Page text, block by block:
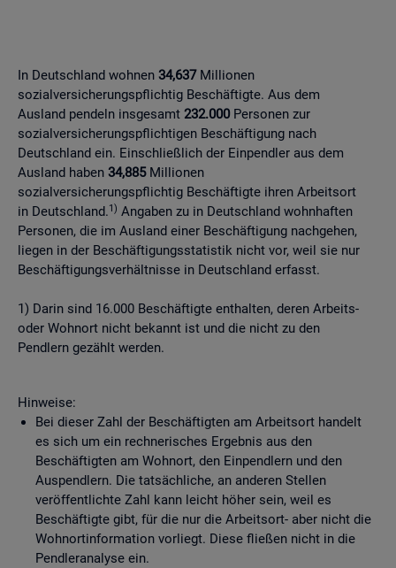
In Deutschland wohnen 34,637Millionen
sozialversicherungspflichtig Beschäftigte. Aus dem
Ausland pendeln insgesamt 232.000Personen zur
sozialversicherungspflichtigen Beschäftigung nach
Deutschland ein. Einschließlich der Einpendler aus dem
Ausland haben 34,885Millionen
sozialversicherungspflichtig Beschäftigte ihren Arbeitsort
in Deutschland.1) Angaben zu in Deutschland wohnhaften
Personen, die im Ausland einer Beschäftigung nachgehen,
liegen in der Beschäftigungsstatistik nicht vor, weil sie nur
Beschäftigungsverhältnisse in Deutschland erfasst.
1) Darin sind 16.000 Beschäftigte enthalten, deren Arbeits-
oder Wohnort nicht bekannt ist und die nicht zu den
Pendlern gezählt werden.
Hinweise:
Bei dieser Zahl der Beschäftigten am Arbeitsort handelt
es sich um ein rechnerisches Ergebnis aus den
Beschäftigten am Wohnort, den Einpendlern und den
Auspendlern. Die tatsächliche, an anderen Stellen
veröffentlichte Zahl kann leicht höher sein, weil es
Beschäftigte gibt, für die nur die Arbeitsort- aber nicht die
Wohnortinformation vorliegt. Diese fließen nicht in die
Pendleranalyse ein.